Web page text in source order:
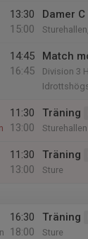
13:30
15:00
Damer
14:45
16:45
Match
Division 3
11:30
13:00
Träning
Sturehallen
11:30
13:00
Träning
Sture
16:30
18:00
Träning
Sture